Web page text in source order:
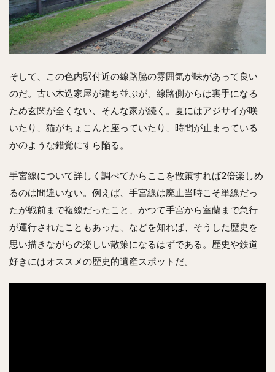
そして、この色内駅付近の線路脇の雰囲気が味があって良い
のだ。古い木造家屋が建ち並ぶが、線路側からは裏手になる
ため玄関が全くない、そんな家が続く。夏にはアジサイが咲
いたり、猫がちょこんと座っていたり、時間が止まっている
かのような錯覚にすら陥る。
手宮線について詳しく調べてからここを散策すれば2倍楽しめ
るのは間違いない。例えば、手宮線は廃止当時こそ単線だっ
たが戦前まで複線だったこと、かつて手宮から室蘭まで急行
が運行されたこともあった、などを知れば、そうした歴史を
思い描きながらの楽しい散策になるはずである。歴史や鉄道
好きにはオススメの歴史的遺産スポットだ。